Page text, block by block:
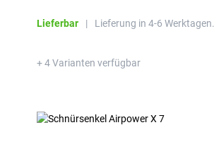
Lieferbar | Lieferung in 4-6 Werktagen.
+ 4 Varianten verfügbar